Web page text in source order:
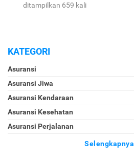
ditampilkan 659 kali
KATEGORI
Asuransi
Asuransi Jiwa
Asuransi Kendaraan
Asuransi Kesehatan
Asuransi Perjalanan
Selengkapnya